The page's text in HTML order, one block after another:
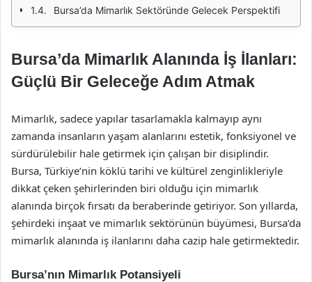
Bursa’da Mimarlık Sektöründe Gelecek Perspektifi
Bursa’da Mimarlık Alanında İş İlanları:
Güçlü Bir Geleceğe Adım Atmak
Mimarlık, sadece yapılar tasarlamakla kalmayıp aynı
zamanda insanların yaşam alanlarını estetik, fonksiyonel ve
sürdürülebilir hale getirmek için çalışan bir disiplindir.
Bursa, Türkiye’nin köklü tarihi ve kültürel zenginlikleriyle
dikkat çeken şehirlerinden biri olduğu için mimarlık
alanında birçok fırsatı da beraberinde getiriyor. Son yıllarda,
şehirdeki inşaat ve mimarlık sektörünün büyümesi, Bursa’da
mimarlık alanında iş ilanlarını daha cazip hale getirmektedir.
Bursa’nın Mimarlık Potansiyeli